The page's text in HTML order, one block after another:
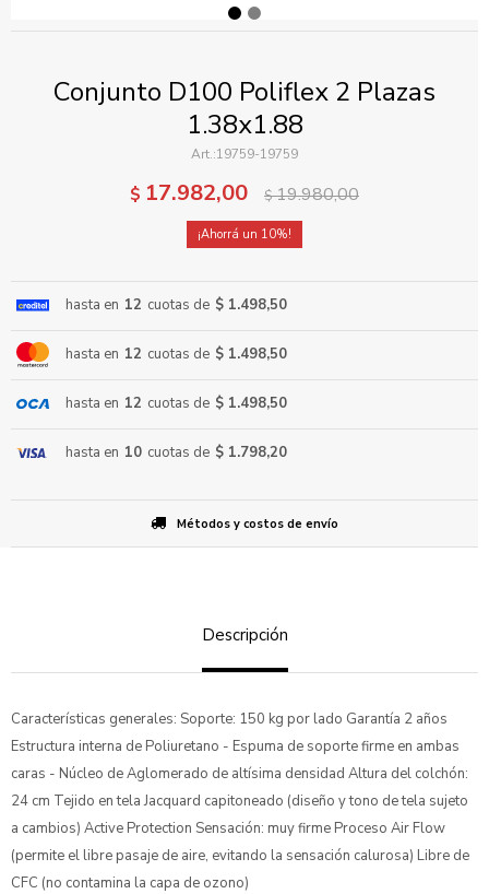
Conjunto D100 Poliflex 2 Plazas
1.38x1.88
19759-19759
$ 17.982,00 $19.980,00
10
hasta en 12 cuotas de $ 1.498,50
hasta en 12 cuotas de $ 1.498,50
hasta en 12 cuotas de $ 1.498,50
hasta en 10 cuotas de $ 1.798,20
Métodos y costos de envío
Descripción
Características generales: Soporte: 150 kg por lado Garantía 2 años
Estructura interna de Poliuretano - Espuma de soporte firme en ambas
caras - Núcleo de Aglomerado de altísima densidad Altura del colchón:
24 cm Tejido en tela Jacquard capitoneado (diseño y tono de tela sujeto
a cambios) Active Protection Sensación: muy firme Proceso Air Flow
(permite el libre pasaje de aire, evitando la sensación calurosa) Libre de
CFC (no contamina la capa de ozono)